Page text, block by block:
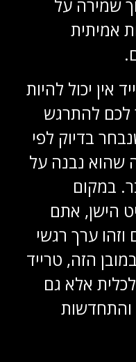
שמירה על
אמיתית
אין יכול להיות
לכם להתרגש
בדיוק לפי
שהוא נבנה על
במקום
הישן, אתם
ערך רגשי
הזה, טרייד
אלא גם
והתחדשות